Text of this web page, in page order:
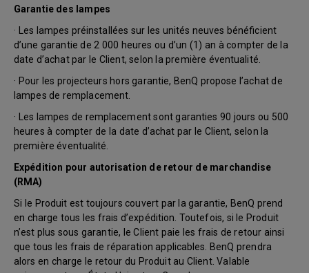
Garantie des lampes
· Les lampes préinstallées sur les unités neuves bénéficient
d’une garantie de 2 000 heures ou d’un (1) an à compter de la
date d’achat par le Client, selon la première éventualité.
· Pour les projecteurs hors garantie, BenQ propose l’achat de
lampes de remplacement.
· Les lampes de remplacement sont garanties 90 jours ou 500
heures à compter de la date d’achat par le Client, selon la
première éventualité.
Expédition pour autorisation de retour de marchandise
(RMA)
Si le Produit est toujours couvert par la garantie, BenQ prend
en charge tous les frais d’expédition. Toutefois, si le Produit
n’est plus sous garantie, le Client paie les frais de retour ainsi
que tous les frais de réparation applicables. BenQ prendra
alors en charge le retour du Produit au Client. Valable